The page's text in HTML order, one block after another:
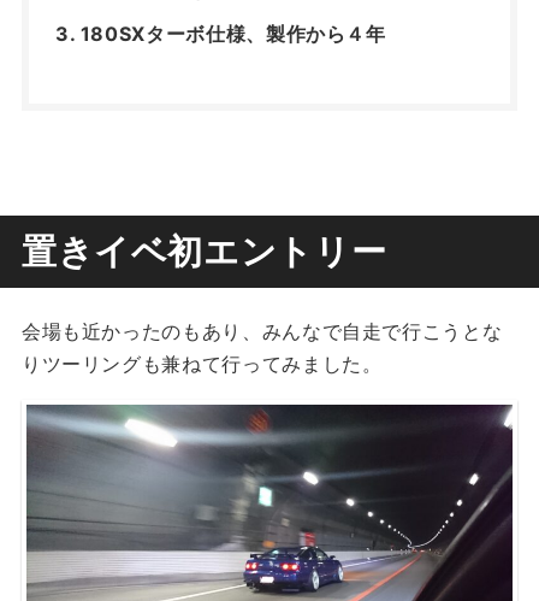
180SXターボ仕様、製作から４年
置きイベ初エントリー
会場も近かったのもあり、みんなで自走で行こうとな
りツーリングも兼ねて行ってみました。